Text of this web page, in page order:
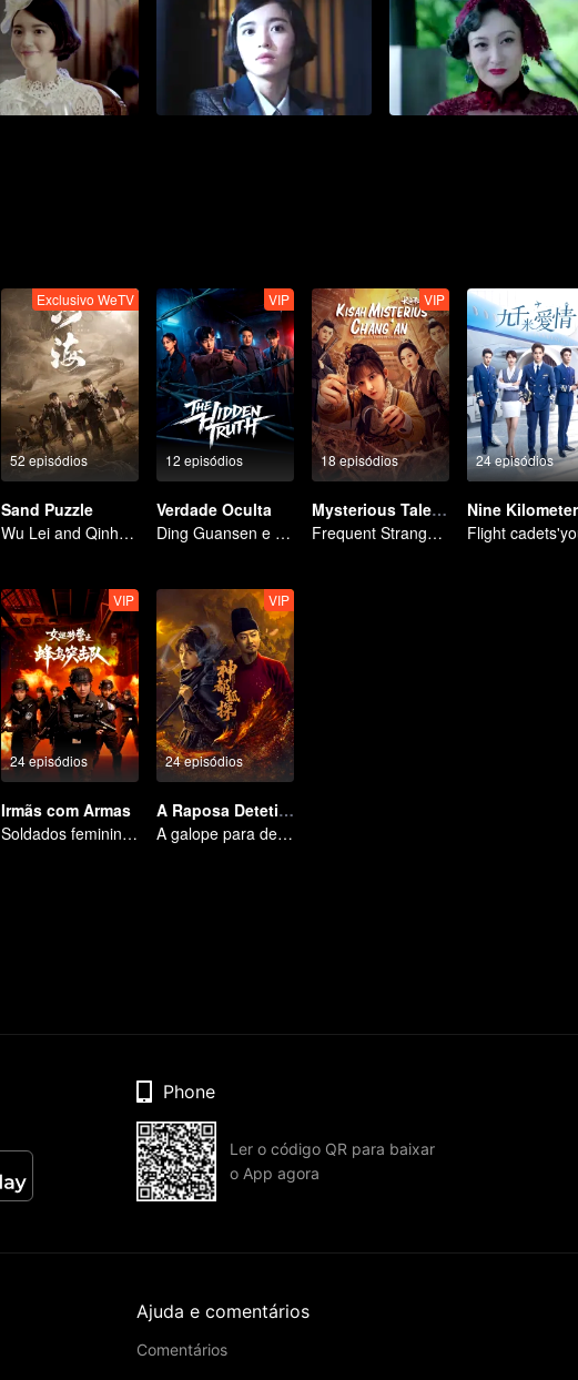
52 episódios
Exclusivo WeTV
Sand Puzzle
Wu Lei and Qinhao opens their adventure tour.
12 episódios
VIP
Verdade Oculta
Ding Guansen e Yin Xiaotian estrelam este intenso thriller policial centrado em um caso antigo há muito tempo enterrado.
18 episódios
VIP
Mysterious Tales of Chang'An
Frequent Strange Cases in Chang'an! Only For The Daring People
24 episódios
24 episódios
VIP
Irmãs com Armas
Soldados femininas erradicando o crime
24 episódios
VIP
A Raposa Detetive em ShenDu
A galope para desvendar a conspiração, explorando o mistério na capital
Phone
Ler o código QR para baixar
o App agora
Ajuda e comentários
Comentários